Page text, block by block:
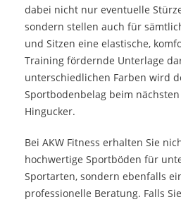
dabei nicht nur eventuelle
sondern stellen auch für
und Sitzen eine elastische,
Training fördernde Unterlage
unterschiedlichen Farben wird
Sportbodenbelag beim
Hingucker.
Bei AKW Fitness erhalten Sie
hochwertige Sportböden für
Sportarten, sondern ebenfalls
professionelle Beratung. Falls